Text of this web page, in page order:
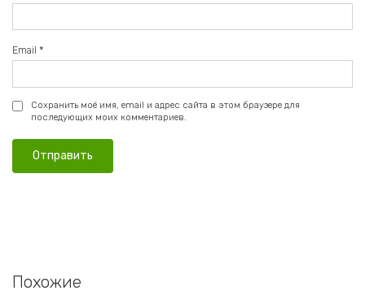
Email *
Сохранить моё имя, email и адрес сайта в этом браузере для
последующих моих комментариев.
Похожие